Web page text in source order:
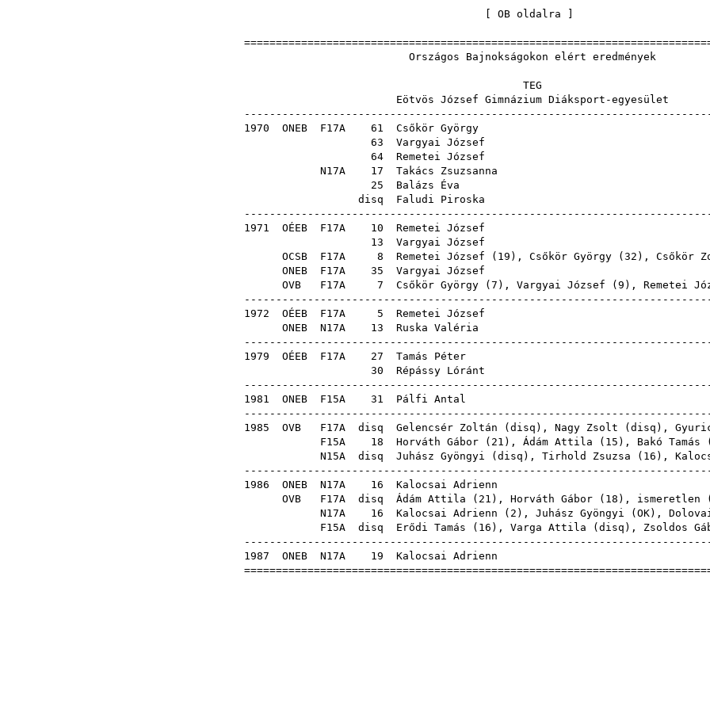
OB oldalra
Országos Bajnokságokon elért
Eötvös József Gimnázium Diáksport-
1970 ONEB F17A 61
Csőkör György
63
Vargyai József
64
Remetei József
N17A 17
Takács Zsuzsanna
25
Balázs Éva
disq
Faludi Piroska
1971 OÉEB F17A 10
Remetei József
13
Vargyai József
OCSB F17A 8 Remetei József ( 19 ), Csőkör György ( 32 ), Csőkör
ONEB F17A 35
Vargyai József
OVB F17A 7 Csőkör György ( 7 ), Vargyai József ( 9 ), Remetei
1972 OÉEB F17A 5
Remetei József
ONEB N17A 13
Ruska Valéria
1979 OÉEB F17A 27
Tamás Péter
30
Répássy Lóránt
1981 ONEB F15A 31
Pálfi Antal
1985 OVB F17A disq Gelencsér Zoltán ( disq ), Nagy Zsolt ( disq ),
F15A 18 Horváth Gábor ( 21 ), Ádám Attila ( 15 ), Bakó Tamás (
N15A disq Juhász Gyöngyi ( disq ), Tirhold Zsuzsa ( 16 ),
1986 ONEB N17A 16
Kalocsai Adrienn
OVB F17A disq Ádám Attila ( 21 ), Horváth Gábor ( 18 ),
N17A 16 Kalocsai Adrienn ( 2 ), Juhász Gyöngyi ( OK),
F15A disq Erődi Tamás ( 16 ), Varga Attila ( disq ), Zsoldos
1987 ONEB N17A 19
Kalocsai Adrienn